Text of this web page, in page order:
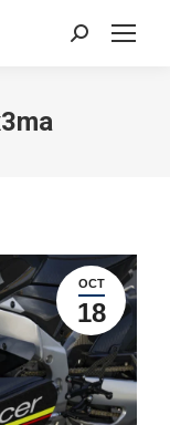
Search:
OCT
18